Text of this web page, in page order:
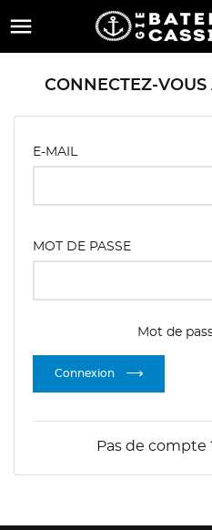

CONNECTEZ-VOUS
E-MAIL
MOT DE PASSE
Mot de
Connexion
Pas de compte